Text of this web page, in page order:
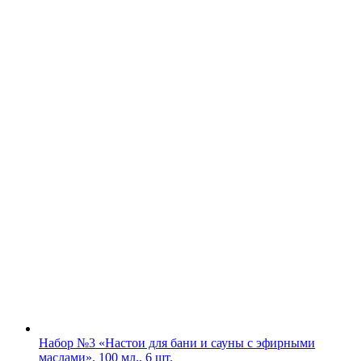
Набор №3 «Настои для бани и сауны с эфирными
маслами», 100 мл., 6 шт.